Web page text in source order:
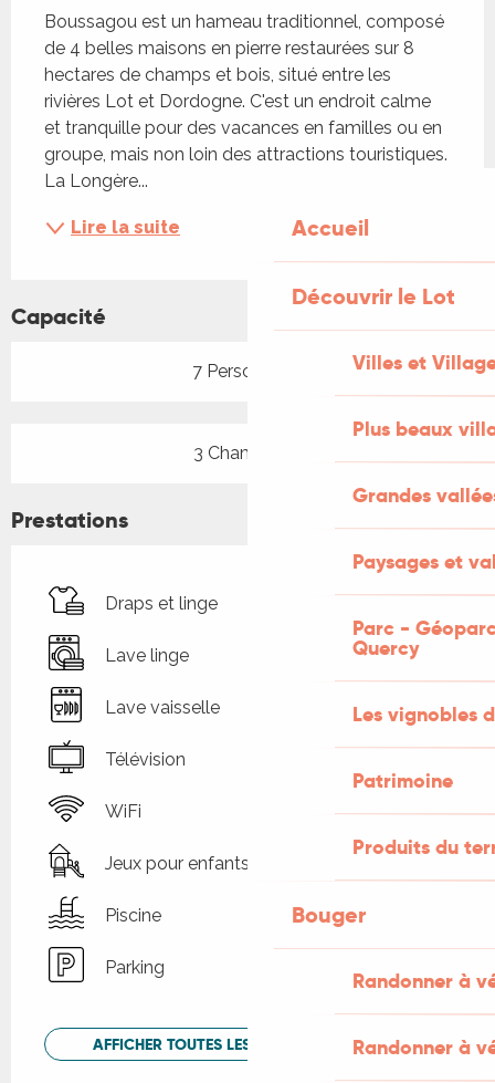
Accueil
Découvrir le Lot
Villes et
Plus beaux
Grandes
Paysages et
Parc -
Quercy
Les vignobles
Patrimoine
Produits du
Bouger
Randonner à
Randonner à
Boussagou est un hameau traditionnel, composé
de 4 belles maisons en pierre restaurées sur 8
hectares de champs et bois, situé entre les
rivières Lot et Dordogne. C'est un endroit calme
et tranquille pour des vacances en familles ou en
groupe, mais non loin des attractions touristiques.
La Longère...
Lire la suite
Capacité
7 Personne(s)
3 Chambre(s)
Prestations
Draps et linge
Lave linge
Lave vaisselle
Télévision
WiFi
Jeux pour enfants / Espace jeux
Piscine
Parking
AFFICHER TOUTES LES PRESTATIONS